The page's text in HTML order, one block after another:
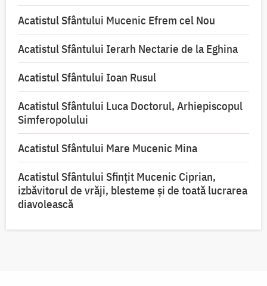
Acatistul Sfântului Mucenic Efrem cel Nou
Acatistul Sfântului Ierarh Nectarie de la Eghina
Acatistul Sfântului Ioan Rusul
Acatistul Sfântului Luca Doctorul, Arhiepiscopul
Simferopolului
Acatistul Sfântului Mare Mucenic Mina
Acatistul Sfântului Sfințit Mucenic Ciprian,
izbăvitorul de vrăji, blesteme și de toată lucrarea
diavolească